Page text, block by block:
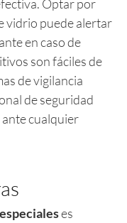
Optar por
vidrio puede alertar
en caso de
son fáciles de
de vigilancia
de seguridad
cualquier
es